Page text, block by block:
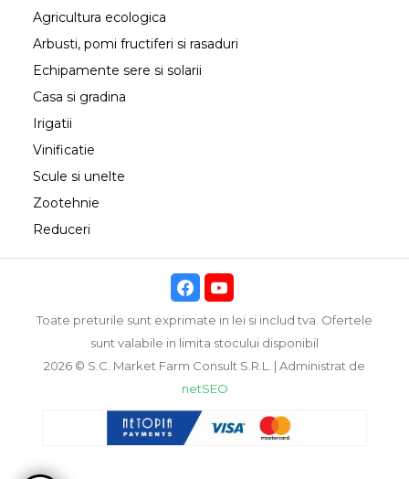
Agricultura ecologica
Arbusti, pomi fructiferi si rasaduri
Echipamente sere si solarii
Casa si gradina
Irigatii
Vinificatie
Scule si unelte
Zootehnie
Reduceri
Toate preturile sunt exprimate in lei si includ tva. Ofertele
sunt valabile in limita stocului disponibil
2026 © S.C. Market Farm Consult S.R.L. | Administrat de
netSEO